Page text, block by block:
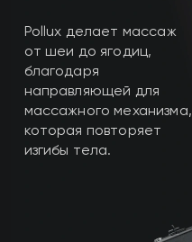
Pollux делает массаж
от шеи до ягодиц,
благодаря
направляющей для
массажного механизма,
которая повторяет
изгибы тела.